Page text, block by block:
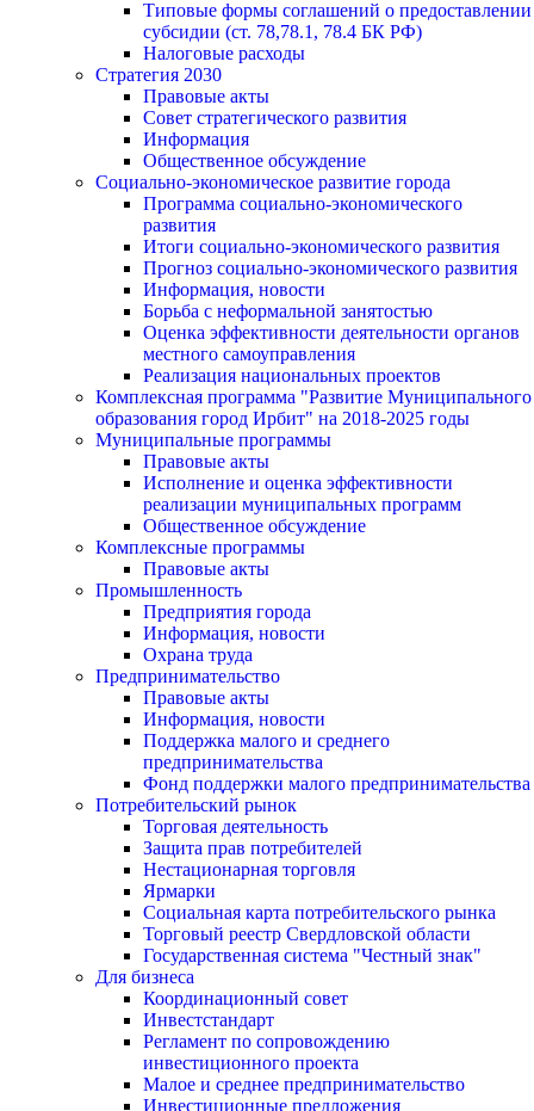
Типовые формы соглашений о предоставлении
субсидии (ст. 78,78.1, 78.4 БК РФ)
Налоговые расходы
Стратегия 2030
Правовые акты
Совет стратегического развития
Информация
Общественное обсуждение
Социально-экономическое развитие города
Программа социально-экономического
развития
Итоги социально-экономического развития
Прогноз социально-экономического развития
Информация, новости
Борьба с неформальной занятостью
Оценка эффективности деятельности органов
местного самоуправления
Реализация национальных проектов
Комплексная программа "Развитие Муниципального
образования город Ирбит" на 2018-2025 годы
Муниципальные программы
Правовые акты
Исполнение и оценка эффективности
реализации муниципальных программ
Общественное обсуждение
Комплексные программы
Правовые акты
Промышленность
Предприятия города
Информация, новости
Охрана труда
Предпринимательство
Правовые акты
Информация, новости
Поддержка малого и среднего
предпринимательства
Фонд поддержки малого предпринимательства
Потребительский рынок
Торговая деятельность
Защита прав потребителей
Нестационарная торговля
Ярмарки
Социальная карта потребительского рынка
Торговый реестр Свердловской области
Государственная система "Честный знак"
Для бизнеса
Координационный совет
Инвестстандарт
Регламент по сопровождению
инвестиционного проекта
Малое и среднее предпринимательство
Инвестиционные предложения